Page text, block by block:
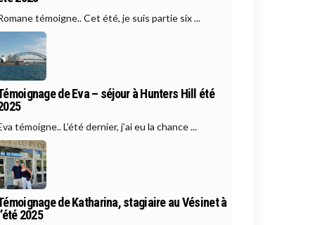
témoigne.. Cet été, je suis partie six ...
de Eva – séjour à Hunters Hill été
témoigne.. L’été dernier, j’ai eu la chance ...
de Katharina, stagiaire au Vésinet à
2025